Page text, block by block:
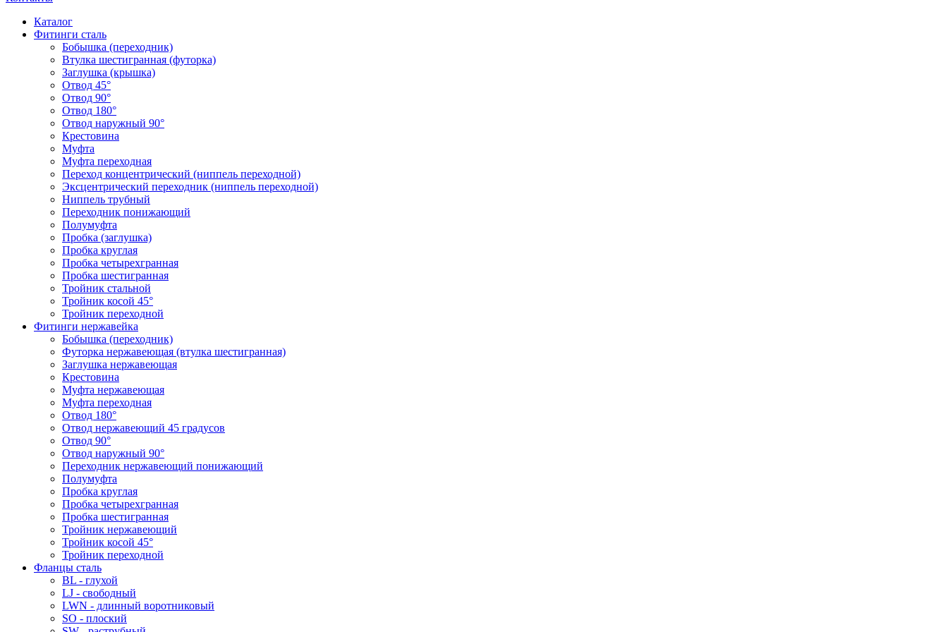
Каталог
Фитинги сталь
Бобышка (переходник)
Втулка шестигранная (футорка)
Заглушка (крышка)
Отвод 45°
Отвод 90°
Отвод 180°
Отвод наружный 90°
Крестовина
Муфта
Муфта переходная
Переход концентрический (ниппель переходной)
Эксцентрический переходник (ниппель переходной)
Ниппель трубный
Переходник понижающий
Полумуфта
Пробка (заглушка)
Пробка круглая
Пробка четырехгранная
Пробка шестигранная
Тройник стальной
Тройник косой 45°
Тройник переходной
Фитинги нержавейка
Бобышка (переходник)
Футорка нержавеющая (втулка шестигранная)
Заглушка нержавеющая
Крестовина
Муфта нержавеющая
Муфта переходная
Отвод 180°
Отвод нержавеющий 45 градусов
Отвод 90°
Отвод наружный 90°
Переходник нержавеющий понижающий
Полумуфта
Пробка круглая
Пробка четырехгранная
Пробка шестигранная
Тройник нержавеющий
Тройник косой 45°
Тройник переходной
Фланцы сталь
BL - глухой
LJ - свободный
LWN - длинный воротниковый
SO - плоский